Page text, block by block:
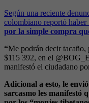
Según una reciente
colombiano reportó haber
por la simple compra
“Me podrán decir tacaño,
$115 392, en el
manifestó el ciudadano
Adicional a esto, le
sarcasmo les manifestó